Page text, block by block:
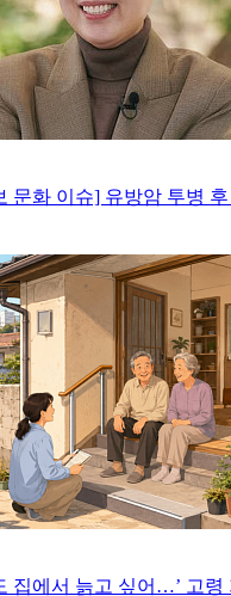
문화 이슈] 유방암 투병
집에서 늙고 싶어…’ 고령